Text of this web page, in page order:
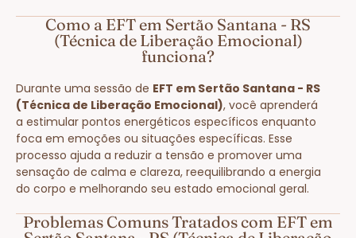
Como a EFT em Sertão Santana - RS
(Técnica de Liberação Emocional)
funciona?
Durante uma sessão de EFT em Sertão Santana - RS
(Técnica de Liberação Emocional), você aprenderá
a estimular pontos energéticos específicos enquanto
foca em emoções ou situações específicas. Esse
processo ajuda a reduzir a tensão e promover uma
sensação de calma e clareza, reequilibrando a energia
do corpo e melhorando seu estado emocional geral.
Problemas Comuns Tratados com EFT em